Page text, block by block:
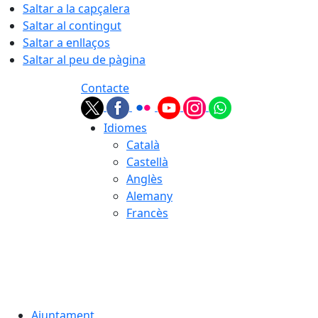
Saltar a la capçalera
Saltar al contingut
Saltar a enllaços
Saltar al peu de pàgina
Contacte
Idiomes
Català
Castellà
Anglès
Alemany
Francès